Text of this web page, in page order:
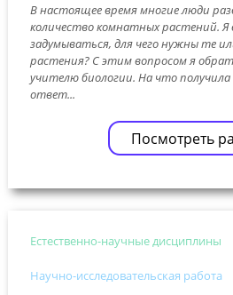
В настоящее время многие люди
количество комнатных растений. Я
задумываться, для чего нужны те
растения? С этим вопросом я
учителю биологии. На что
ответ...
Посмотреть
Естественно-научные дисциплины
Научно-исследовательская работа